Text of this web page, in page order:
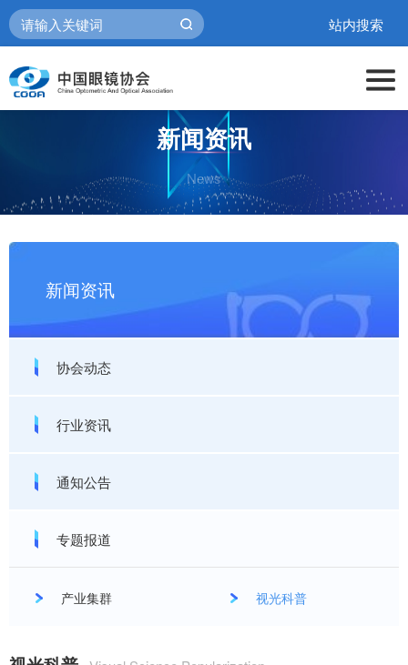
站内搜索
新闻资讯
News
新闻资讯
协会动态
行业资讯
通知公告
专题报道
产业集群 视光科普